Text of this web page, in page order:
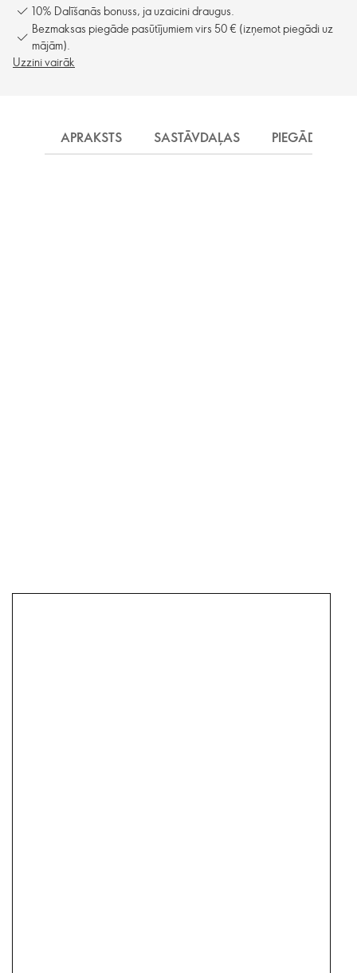
10% Dalīšanās bonuss, ja uzaicini draugus.
Bezmaksas piegāde pasūtījumiem virs 50 € (izņemot piegādi uz
mājām).
Uzzini vairāk
APRAKSTS SASTĀVDAĻAS PIEGĀDE